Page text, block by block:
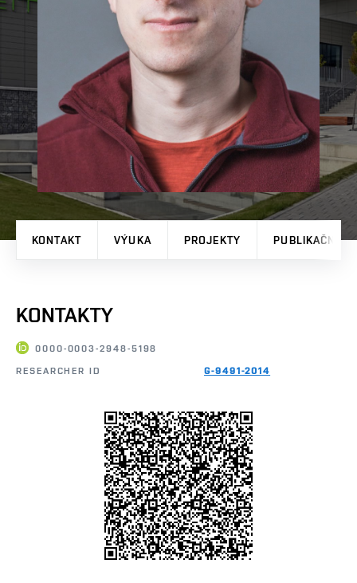
KONTAKT VÝUKA PROJEKTY PUBLIKAČNÍ
KONTAKTY
0000-0003-2948-5198
RESEARCHER ID G-9491-2014